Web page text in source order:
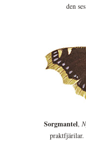
den
Sorgmantel,
praktfjärilar.